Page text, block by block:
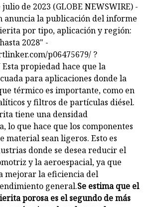
de 2023 (GLOBE NEWSWIRE) -
anuncia la publicación del informe
por tipo, aplicación y región:
2028" -
p06475679/ ?
propiedad hace que la
para aplicaciones donde la
térmico es importante, como en
y filtros de partículas diésel.
tiene una densidad
lo que hace que los componentes
material sean ligeros. Esto es
donde se desea reducir el
y la aeroespacial, ya que
mejorar la eficiencia del
general.Se estima que el
porosa es el segundo de más